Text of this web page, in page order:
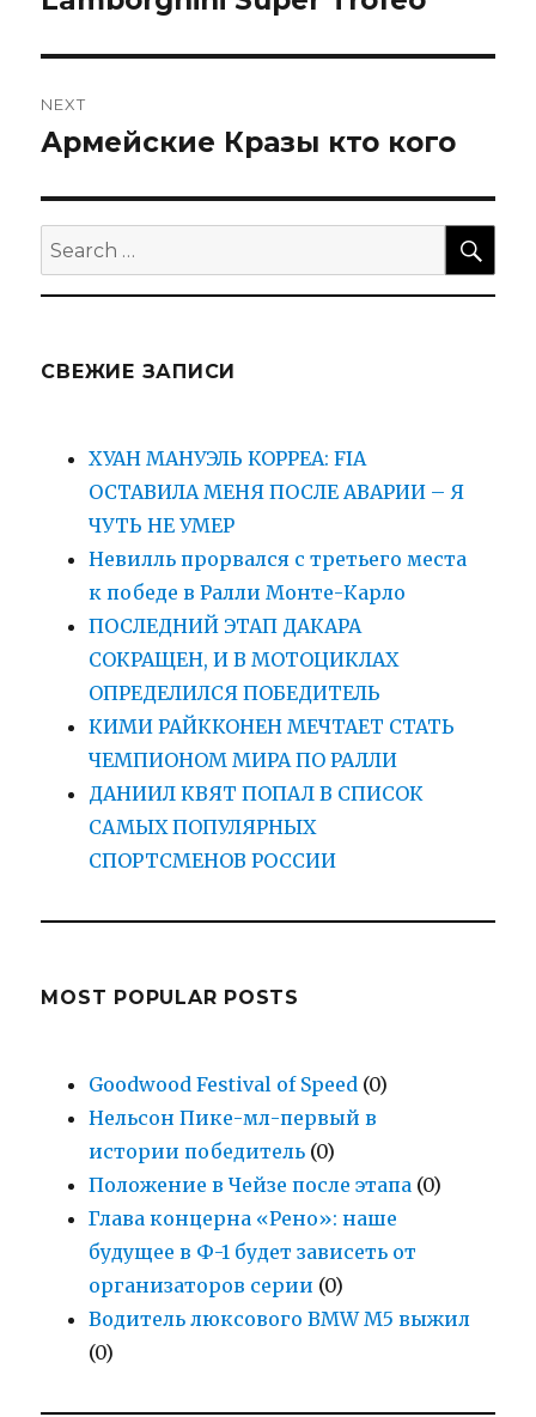
NEXT
Next
Армейские Кразы кто кого
Search
for:
СВЕЖИЕ ЗАПИСИ
ХУАН МАНУЭЛЬ КОРРЕА: FIA
ОСТАВИЛА МЕНЯ ПОСЛЕ АВАРИИ – Я
ЧУТЬ НЕ УМЕР
Невилль прорвался с третьего места
к победе в Ралли Монте-Карло
ПОСЛЕДНИЙ ЭТАП ДАКАРА
СОКРАЩЕН, И В МОТОЦИКЛАХ
ОПРЕДЕЛИЛСЯ ПОБЕДИТЕЛЬ
КИМИ РАЙККОНЕН МЕЧТАЕТ СТАТЬ
ЧЕМПИОНОМ МИРА ПО РАЛЛИ
ДАНИИЛ КВЯТ ПОПАЛ В СПИСОК
САМЫХ ПОПУЛЯРНЫХ
СПОРТСМЕНОВ РОССИИ
MOST POPULAR POSTS
Goodwood Festival of Speed (0)
Нельсон Пике-мл-первый в
истории победитель (0)
Положение в Чейзе после этапа (0)
Глава концерна «Рено»: наше
будущее в Ф-1 будет зависеть от
организаторов серии (0)
Водитель люксового BMW M5 выжил
(0)